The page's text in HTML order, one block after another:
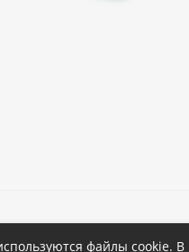
файлы cookie. В